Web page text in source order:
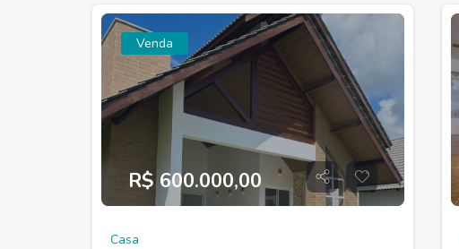
Venda
R$ 600.000,00
Casa